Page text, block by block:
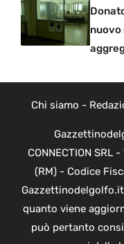
nuovo
Chi siamo -
CONNECTION SRL
(RM) - Codice
quanto viene
può pertanto